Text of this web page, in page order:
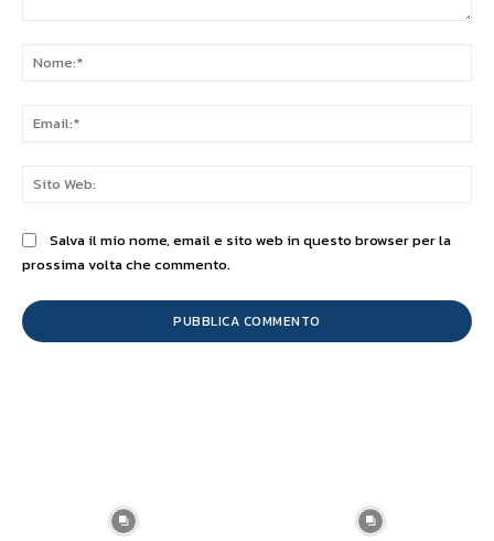
Salva il mio nome, email e sito web in questo browser per la
prossima volta che commento.